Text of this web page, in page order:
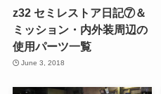
z32 セミレストア日記⑦＆
ミッション・内外装周辺の
使用パーツ一覧
June 3, 2018